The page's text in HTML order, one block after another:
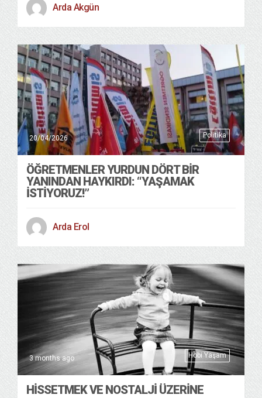
Arda Akgün
Politika
20/04/2026
ÖĞRETMENLER YURDUN DÖRT BIR
YANINDAN HAYKIRDI: “YAŞAMAK
İSTIYORUZ!”
Arda Erol
Hobi Yaşam
3 months ago
HISSETMEK VE NOSTALJI ÜZERINE